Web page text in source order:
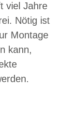
viel Jahre
Nötig ist
Montage
kann,